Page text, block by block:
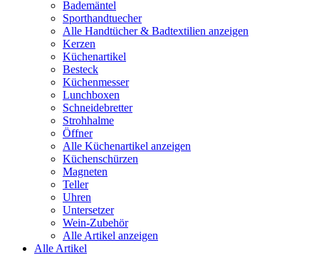
Bademäntel
Sporthandtuecher
Alle Handtücher & Badtextilien anzeigen
Kerzen
Küchenartikel
Besteck
Küchenmesser
Lunchboxen
Schneidebretter
Strohhalme
Öffner
Alle Küchenartikel anzeigen
Küchenschürzen
Magneten
Teller
Uhren
Untersetzer
Wein-Zubehör
Alle Artikel anzeigen
Alle Artikel